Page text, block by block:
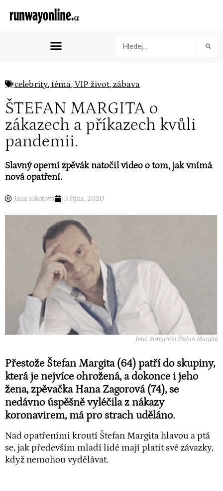
celebrity,téma, VIP život, zábava
ŠTEFAN MARGITA o
zákazech a příkazech kvůli
pandemii.
Slavný operní zpěvák natočil video o tom, jak vnímá
nová opatření.
Jana Fikotová 3 října, 2020
foto: Instagram Štefan Margita
Přestože Štefan Margita (64) patří do skupiny,
která je nejvíce ohrožená, a dokonce i jeho
žena, zpěvačka Hana Zagorová (74), se
nedávno úspěšně vyléčila z nákazy
koronavirem, má pro strach uděláno.
Nad opatřeními kroutí Štefan Margita hlavou a ptá
se, jak především mladí lidé mají platit své závazky,
když nemohou vydělávat.